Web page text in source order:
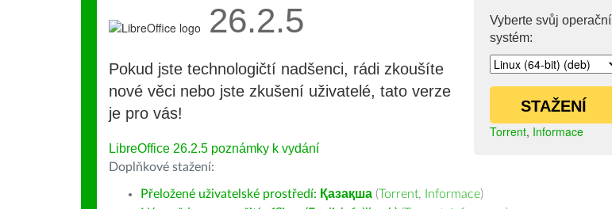
Vyberte svůj operační
systém:
STAŽENÍ
Torrent, Informace
26.2.5
Pokud jste technologičtí nadšenci, rádi zkoušíte
nové věci nebo jste zkušení uživatelé, tato verze
je pro vás!
LibreOffice 26.2.5 poznámky k vydání
Doplňkové stažení:
Přeložené uživatelské prostředí: Қазақша (Torrent, Informace)